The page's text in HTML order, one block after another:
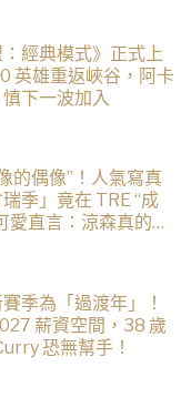
：經典模式》正式上
英雄重返峽谷，阿卡
下一波加入
的偶像”！人氣寫真
季」竟在 TRE “成
愛直言：涼森真的太
季為「過渡年」！
薪資空間，38 歲
恐無幫手！